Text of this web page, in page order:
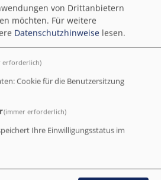
in der oberen rechten Ecke
oder eigene Fenster
beim durchblättern.
aus den verschiedenen
Menüpunkt "Archiv", links.
wiedererkennen und einer Veröffentlichung
wir um kurze Mitteilung an
peter.peischl@elkb.de
von Drittanbietern
möchten. Für weitere
Datenschutzhinweise lesen.
erforderlich)
Cookie für die Benutzersitzung
(immer erforderlich)
Ihre Einwilligungsstatus im